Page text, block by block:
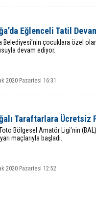
Eğlenceli Tatil
Belediyesi’nin çocuklara özel
devam ediyor.
2020 Pazartesi 16:31
Taraftarlara Ücretsiz
Bölgesel Amatör Ligi’nin
maçlarıyla başladı.
2020 Pazartesi 12:52